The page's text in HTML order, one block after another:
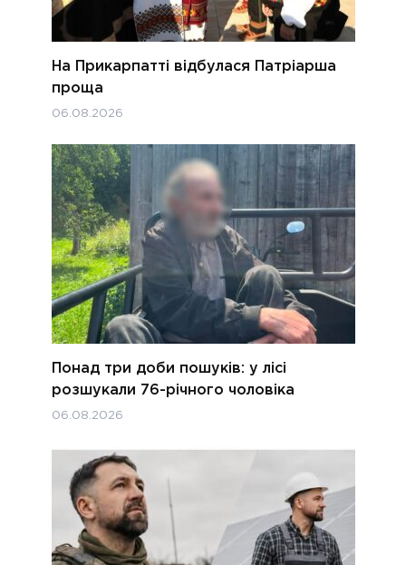
На Прикарпатті відбулася Патріарша
проща
06.08.2026
Понад три доби пошуків: у лісі
розшукали 76-річного чоловіка
06.08.2026